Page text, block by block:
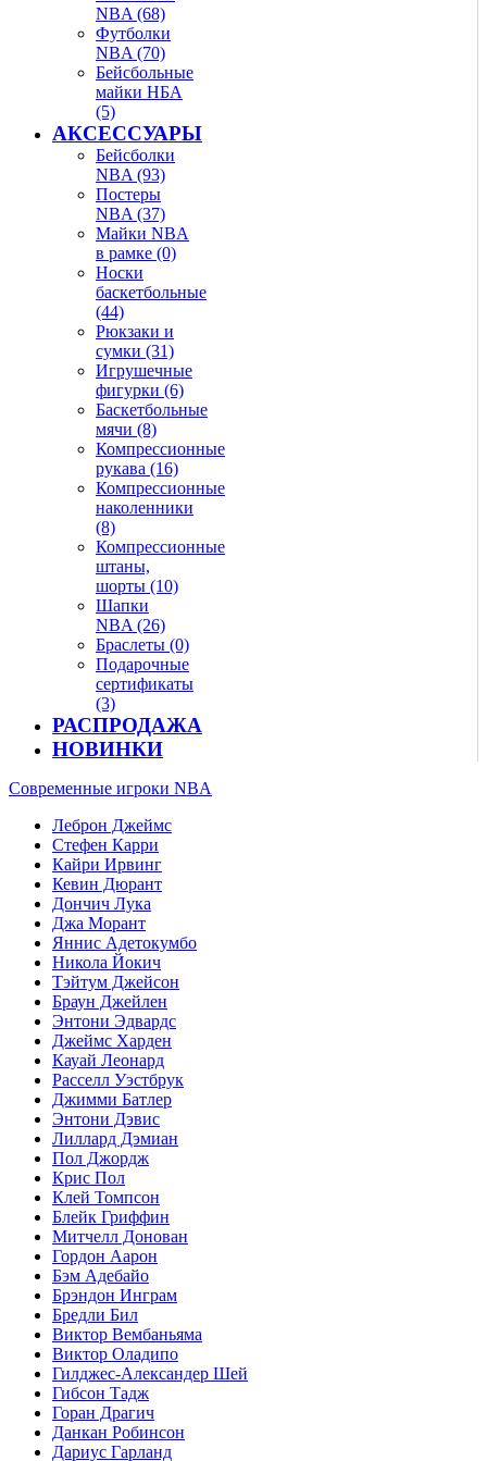
NBA (68)
Футболки
NBA (70)
Бейсбольные
майки НБА
(5)
АКСЕССУАРЫ
Бейсболки
NBA (93)
Постеры
NBA (37)
Майки NBA
в рамке (0)
Носки
баскетбольные
(44)
Рюкзаки и
сумки (31)
Игрушечные
фигурки (6)
Баскетбольные
мячи (8)
Компрессионные
рукава (16)
Компрессионные
наколенники
(8)
Компрессионные
штаны,
шорты (10)
Шапки
NBA (26)
Браслеты (0)
Подарочные
сертификаты
(3)
РАСПРОДАЖА
НОВИНКИ
Современные игроки NBA
Леброн Джеймс
Стефен Карри
Кайри Ирвинг
Кевин Дюрант
Дончич Лука
Джа Морант
Яннис Адетокумбо
Никола Йокич
Тэйтум Джейсон
Браун Джейлен
Энтони Эдвардс
Джеймс Харден
Кауай Леонард
Расселл Уэстбрук
Джимми Батлер
Энтони Дэвис
Лиллард Дэмиан
Пол Джордж
Крис Пол
Клей Томпсон
Блейк Гриффин
Митчелл Донован
Гордон Аарон
Бэм Адебайо
Брэндон Инграм
Бредли Бил
Виктор Вембаньяма
Виктор Оладипо
Гилджес-Александер Шей
Гибсон Тадж
Горан Драгич
Данкан Робинсон
Дариус Гарланд